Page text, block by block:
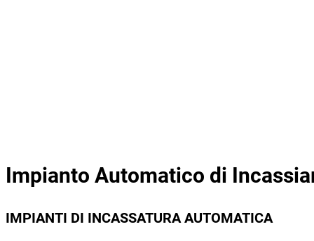
Impianto Automatico di
IMPIANTI DI INCASSATURA AUTOMATICA